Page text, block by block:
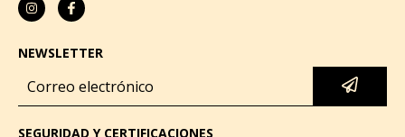
NEWSLETTER
SEGURIDAD Y CERTIFICACIONES